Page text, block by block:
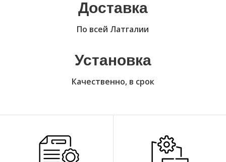
Доставка
По всей Латгалии
Установка
Качественно, в срок
Отвечает стандартам
CE и ISO
Дешевле и быстрей